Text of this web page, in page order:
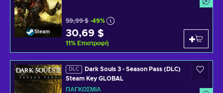
Steam
59,99 $ -49%
30,69 $
11% Επιστροφή
DLC
Dark Souls 3 - Season Pass (DLC)
Steam Key GLOBAL
ΠΑΓΚΌΣΜΙΑ